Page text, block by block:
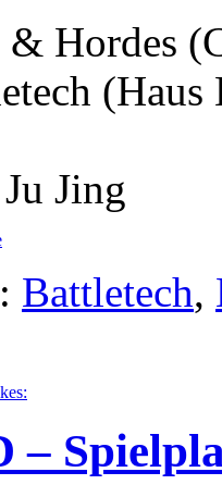
& Hordes
Jing
Battletech,
–